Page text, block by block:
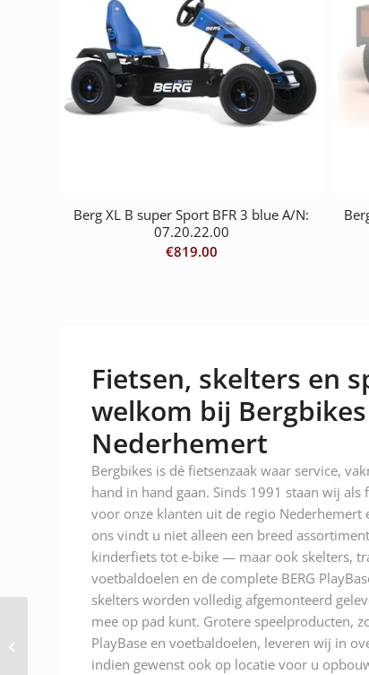
Berg XL B super Sport BFR 3 blue A/N:
07.20.22.00
€819.00
Fietsen, skelters en
welkom bij
Nederhemert
Bergbikes is dé fietsenzaak waar service,
hand in hand gaan. Sinds 1991 staan wij
voor onze klanten uit de regio Nederhemert
ons vindt u niet alleen een breed
kinderfiets tot e-bike — maar ook skelters,
voetbaldoelen en de complete BERG
skelters worden volledig afgemonteerd
mee op pad kunt. Grotere speelproducten,
PlayBase en voetbaldoelen, leveren wij in
indien gewenst ook op locatie voor u
Berg Biky City Green
Art nr. 24.75.30.00